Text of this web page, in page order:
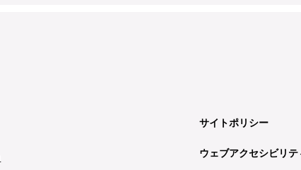
サイトポリシー
ウェブアクセシビリテ